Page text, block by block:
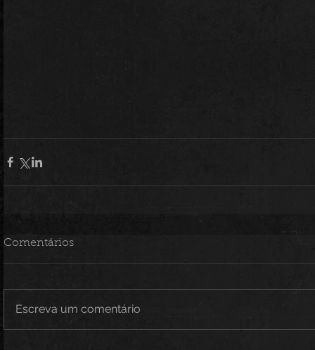
Comentários
Escreva um comentário